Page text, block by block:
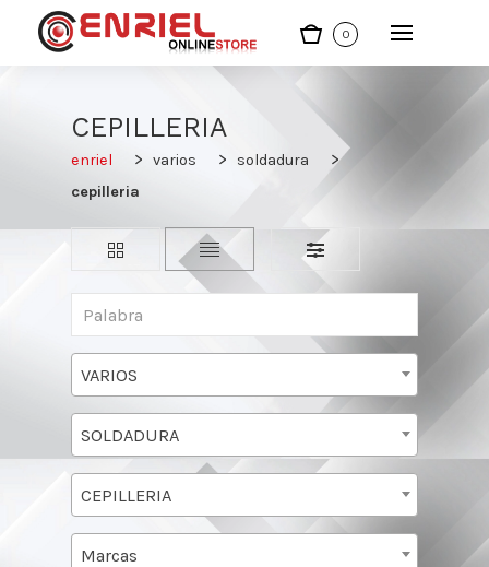
0
CEPILLERIA
enriel varios
soldadura
cepilleria
VARIOS
SOLDADURA
CEPILLERIA
Marcas